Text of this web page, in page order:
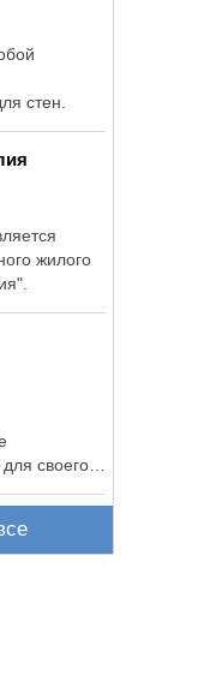
стен.
жилого
своего